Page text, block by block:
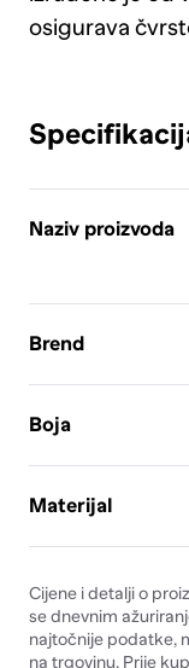
osigurava
Naziv proizvoda
Brend
Boja
Materijal
Cijene i detalji o
se dnevnim
najtočnije podatke,
na trgovinu. Prije